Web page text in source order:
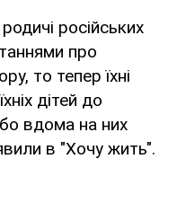
російських
про
то тепер їхні
дітей до
вдома на них
в "Хочу жить".